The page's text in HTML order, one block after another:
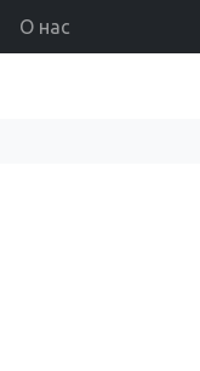
О нас